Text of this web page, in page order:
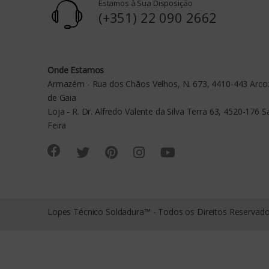
Estamos à Sua Disposição
(+351) 22 090 2662
Onde Estamos
Armazém - Rua dos Chãos Velhos, N. 673, 4410-443
de Gaia
Loja - R. Dr. Alfredo Valente da Silva Terra 63, 4520-176
Feira
Lopes Técnico Soldadura™ - Todos os Direitos